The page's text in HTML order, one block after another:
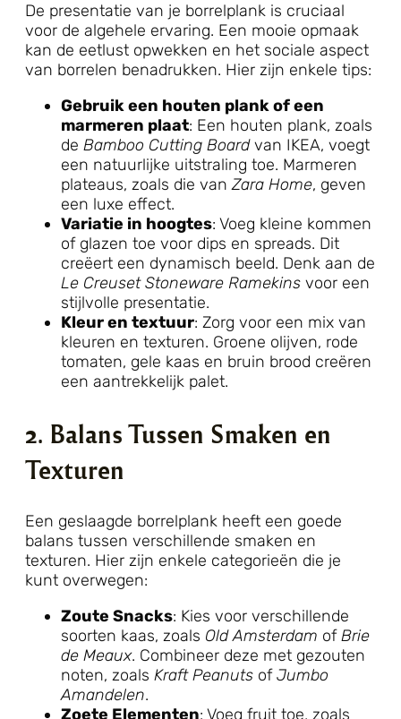
De presentatie van je borrelplank is cruciaal
voor de algehele ervaring. Een mooie opmaak
kan de eetlust opwekken en het sociale aspect
van borrelen benadrukken. Hier zijn enkele tips:
Gebruik een houten plank of een
marmeren plaat: Een houten plank, zoals
de Bamboo Cutting Boardvan IKEA, voegt
een natuurlijke uitstraling toe. Marmeren
plateaus, zoals die vanZara Home, geven
een luxe effect.
Variatie in hoogtes: Voeg kleine kommen
of glazen toe voor dips en spreads. Dit
creëert een dynamisch beeld. Denk aan de
Le Creuset Stoneware Ramekins voor een
stijlvolle presentatie.
Kleur en textuur: Zorg voor een mix van
kleuren en texturen. Groene olijven, rode
tomaten, gele kaas en bruin brood creëren
een aantrekkelijk palet.
2. Balans Tussen Smaken en
Texturen
Een geslaagde borrelplank heeft een goede
balans tussen verschillende smaken en
texturen. Hier zijn enkele categorieën die je
kunt overwegen:
Zoute Snacks: Kies voor verschillende
soorten kaas, zoals Old Amsterdam ofBrie
de Meaux. Combineer deze met gezouten
noten, zoals Kraft Peanuts ofJumbo
Amandelen.
Zoete Elementen: Voeg fruit toe, zoals